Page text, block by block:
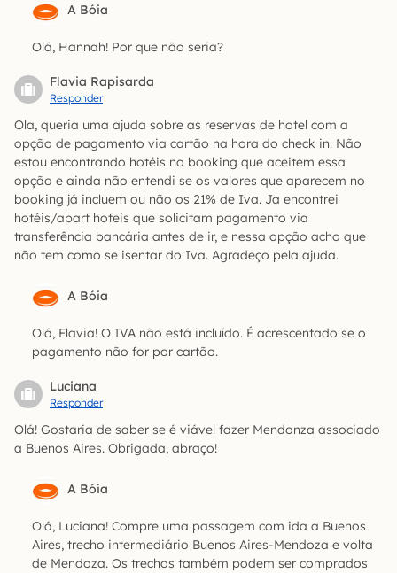
A Bóia
Olá, Hannah! Por que não seria?
Flavia Rapisarda
Responder
Ola, queria uma ajuda sobre as reservas de hotel com a
opção de pagamento via cartão na hora do check in. Não
estou encontrando hotéis no booking que aceitem essa
opção e ainda não entendi se os valores que aparecem no
booking já incluem ou não os 21% de Iva. Ja encontrei
hotéis/apart hoteis que solicitam pagamento via
transferência bancária antes de ir, e nessa opção acho que
não tem como se isentar do Iva. Agradeço pela ajuda.
A Bóia
Olá, Flavia! O IVA não está incluído. É acrescentado se o
pagamento não for por cartão.
Luciana
Responder
Olá! Gostaria de saber se é viável fazer Mendonza associado
a Buenos Aires. Obrigada, abraço!
A Bóia
Olá, Luciana! Compre uma passagem com ida a Buenos
Aires, trecho intermediário Buenos Aires-Mendoza e volta
de Mendoza. Os trechos também podem ser comprados